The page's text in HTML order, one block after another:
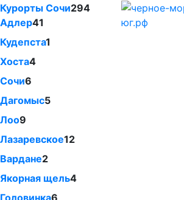
Курорты Сочи294
Адлер41
Кудепста1
Хоста4
Сочи6
Дагомыс5
Лоо9
Лазаревское12
Вардане2
Якорная щель4
Головинка6